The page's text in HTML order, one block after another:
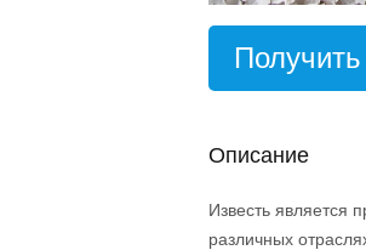
Описание
Известь является
различных